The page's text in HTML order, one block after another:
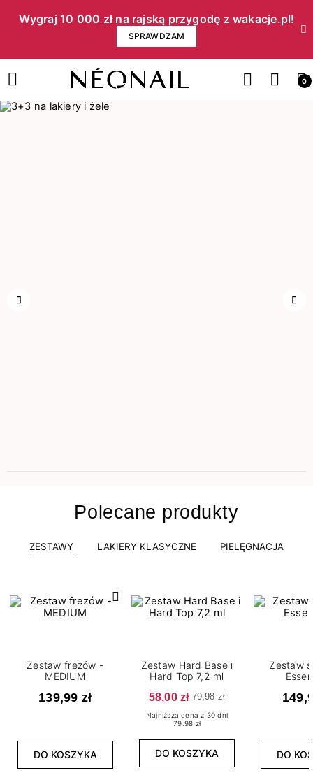
Wygraj 10 000 zł na rajską przygodę z wakacje.pl!​
SPRAWDZAM
0
Polecane produkty
ZESTAWY LAKIERY KLASYCZNE PIELĘGNACJA
Zestaw frezów -
MEDIUM
139,99 zł
DO KOSZYKA
Zestaw Hard Base i
Hard Top 7,2 ml
58,00 zł 79,98 zł
Najniższa cena z 30 dni
79.98 zł
DO KOSZYKA
Zestaw
DO